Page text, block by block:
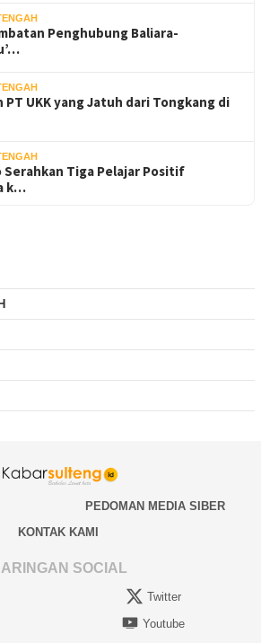
Penghubung Baliara-
PT UKK yang Jatuh dari Tongkang di
Serahkan Tiga Pelajar Positif
k…
PEDOMAN MEDIA SIBER
KONTAK KAMI
SOCIAL
Twitter
Youtube